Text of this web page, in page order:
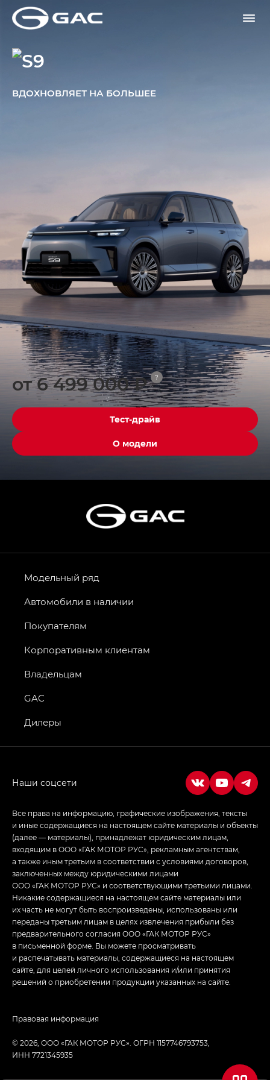
ВДОХНОВЛЯЕТ НА БОЛЬШЕЕ
от 6 499 000 ₽ ?
Тест-драйв
О модели
Модельный ряд
Автомобили в наличии
Покупателям
Корпоративным клиентам
Владельцам
GAC
Дилеры
Все права на информацию, графические изображения, тексты
и иные содержащиеся на настоящем сайте материалы и объекты
(далее — материалы), принадлежат юридическим лицам,
входящим в ООО «ГАК МОТОР РУС», рекламным агентствам,
а также иным третьим в соответствии с условиями договоров,
заключенных между юридическими лицами
ООО «ГАК МОТОР РУС» и соответствующими третьими лицами.
Никакие содержащиеся на настоящем сайте материалы или
их часть не могут быть воспроизведены, использованы или
переданы третьим лицам в целях извлечения прибыли без
предварительного согласия ООО «ГАК МОТОР РУС»
в письменной форме. Вы можете просматривать
и распечатывать материалы, содержащиеся на настоящем
сайте, для целей личного использования и/или принятия
решений о приобретении продукции указанных на сайте.
© 2026, ООО «ГАК МОТОР РУС». ОГРН 1157746793753,
ИНН 7721345935
Правовая информация